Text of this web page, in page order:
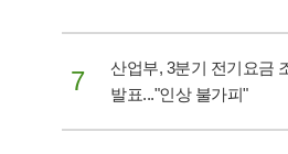
7
산업부, 3분기 전기요금
발표..."인상 불가피"